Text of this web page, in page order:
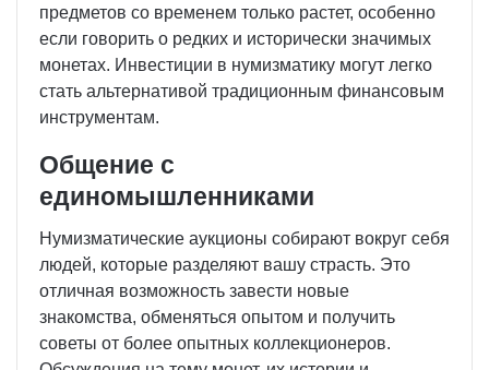
предметов со временем только растет, особенно
если говорить о редких и исторически значимых
монетах. Инвестиции в нумизматику могут легко
стать альтернативой традиционным финансовым
инструментам.
Общение с
единомышленниками
Нумизматические аукционы собирают вокруг себя
людей, которые разделяют вашу страсть. Это
отличная возможность завести новые
знакомства, обменяться опытом и получить
советы от более опытных коллекционеров.